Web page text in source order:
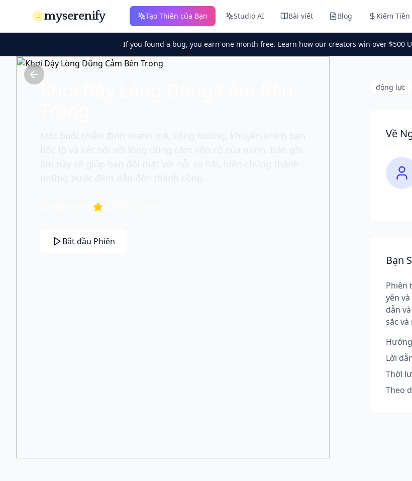
myserenify Tạo Thiền của Bạn Studio AI Bài viết Blog Kiếm Tiền
If you found a bug, you earn one month free. Learn how our creators win over $500
Khơi Dậy Lòng Dũng Cảm Bên
Bắt đầu Phiên
động lực
Về
Bạn
Phiên
yên
dẫn
sắc
Lời
Thời
Theo